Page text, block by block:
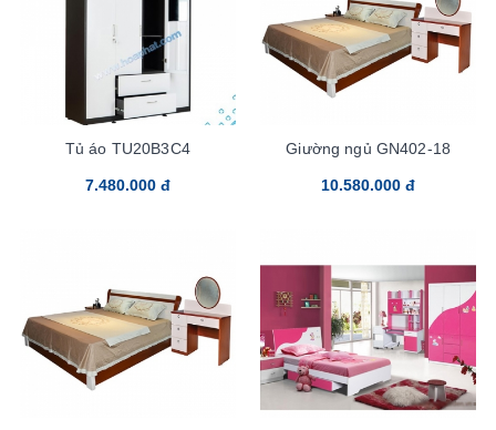
Tủ áo TU20B3C4
7.480.000 đ
Giường ngủ GN402-18
10.580.000 đ